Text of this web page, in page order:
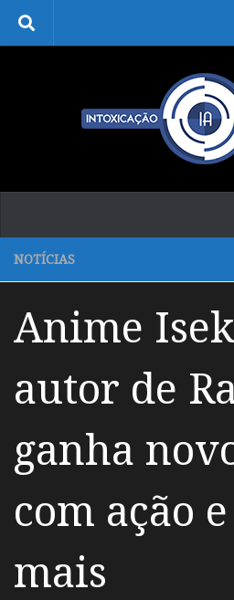
Skip to content
NOTÍCIAS
Anime
autor de
ganha
com ação
mais